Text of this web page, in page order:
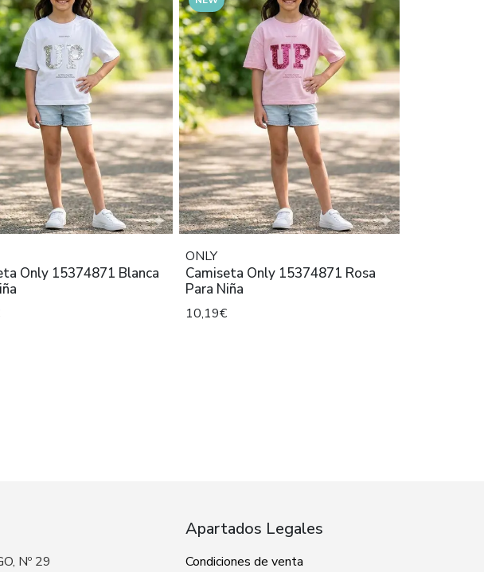
Only 15374871 Blanca
ONLY
Camiseta Only 15374871 Rosa
Para Niña
10,19€
Nº 29
Apartados Legales
Condiciones de venta